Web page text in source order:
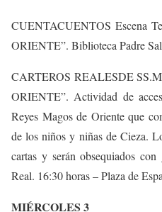
CUENTACUENTOS Escena
ORIENTE”. Biblioteca Padre
CARTEROS REALESDE
ORIENTE”. Actividad de
Reyes Magos de Oriente que
de los niños y niñas de Cieza.
cartas y serán obsequiados
Real. 16:30 horas – Plaza de
MIÉRCOLES 3